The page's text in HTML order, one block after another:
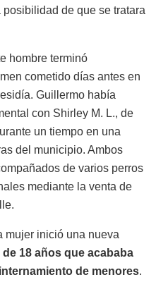
de que se tratara
hombre terminó
cometido días antes en
Guillermo había
con Shirley M. L., de
un tiempo en una
del municipio. Ambos
de varios perros
mediante la venta de
mujer inició una nueva
18 años que acababa
de menores.